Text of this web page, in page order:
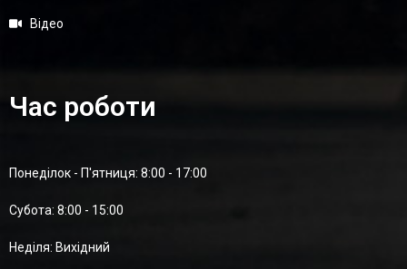
Відео
Час роботи
Понеділок - П'ятниця: 8:00 - 17:00
Суботa: 8:00 - 15:00
Неділя: Вихідний